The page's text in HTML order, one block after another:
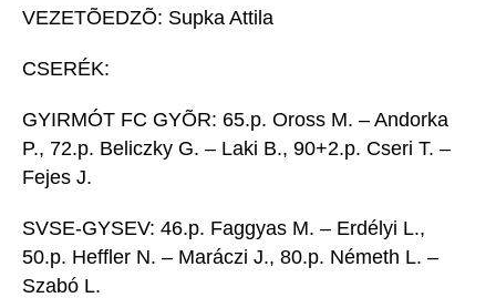
VEZETÕEDZÕ: Supka Attila
CSERÉK:
GYIRMÓT FC GYÕR: 65.p. Oross M. – Andorka
P., 72.p. Beliczky G. – Laki B., 90+2.p. Cseri T. –
Fejes J.
SVSE-GYSEV: 46.p. Faggyas M. – Erdélyi L.,
50.p. Heffler N. – Maráczi J., 80.p. Németh L. –
Szabó L.